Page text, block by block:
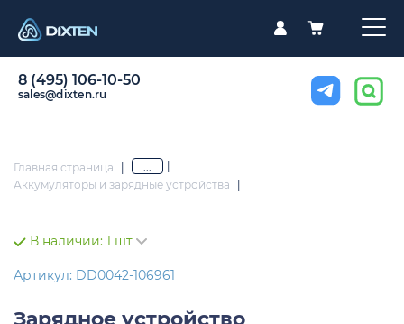
8 (495) 106-10-50
sales@dixten.ru
Главная страница | ...
Аккумуляторы и зарядные устройства
В наличии: 1 шт
Артикул: DD0042-106961